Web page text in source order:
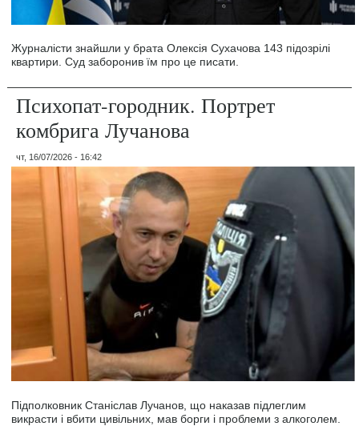
Журналісти знайшли у брата Олексія Сухачова 143 підозрілі
квартири. Суд заборонив їм про це писати.
Психопат-городник. Портрет
комбрига Лучанова
чт, 16/07/2026 - 16:42
Підполковник Станіслав Лучанов, що наказав підлеглим
викрасти і вбити цивільних, мав борги і проблеми з алкоголем.